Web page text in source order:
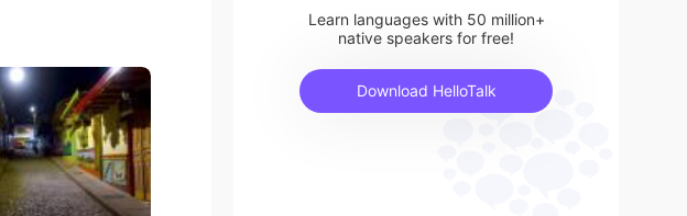
Learn languages with 50 million+
native speakers for free!
Download HelloTalk